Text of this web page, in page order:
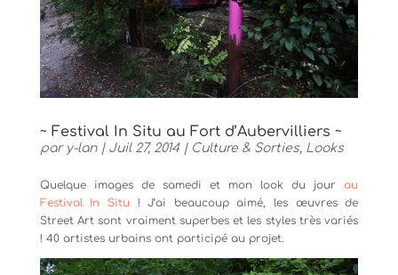
~ Festival In Situ au Fort d’Aubervilliers ~
par y-lan| Juil 27, 2014| Culture & Sorties, Looks
Quelque images de samedi et mon look du jourau
Festival In Situ ! J’ai beaucoup aimé, les œuvres de
Street Art sont vraiment superbes et les styles très variés
! 40 artistes urbains ont participé au projet.